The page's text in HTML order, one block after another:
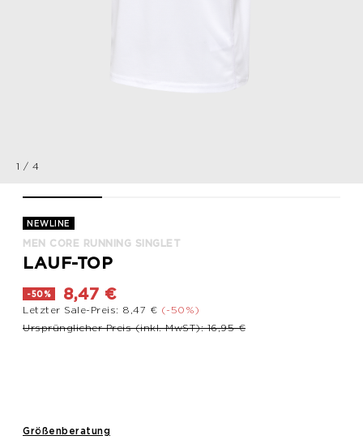
1 / 4
NEWLINE
MEN CORE RUNNING SINGLET
LAUF-TOP
-50% 8,47 €
Letzter Sale-Preis: 8,47 € (-50%)
Ursprünglicher Preis (inkl. MwST): 16,95 €
Größenberatung